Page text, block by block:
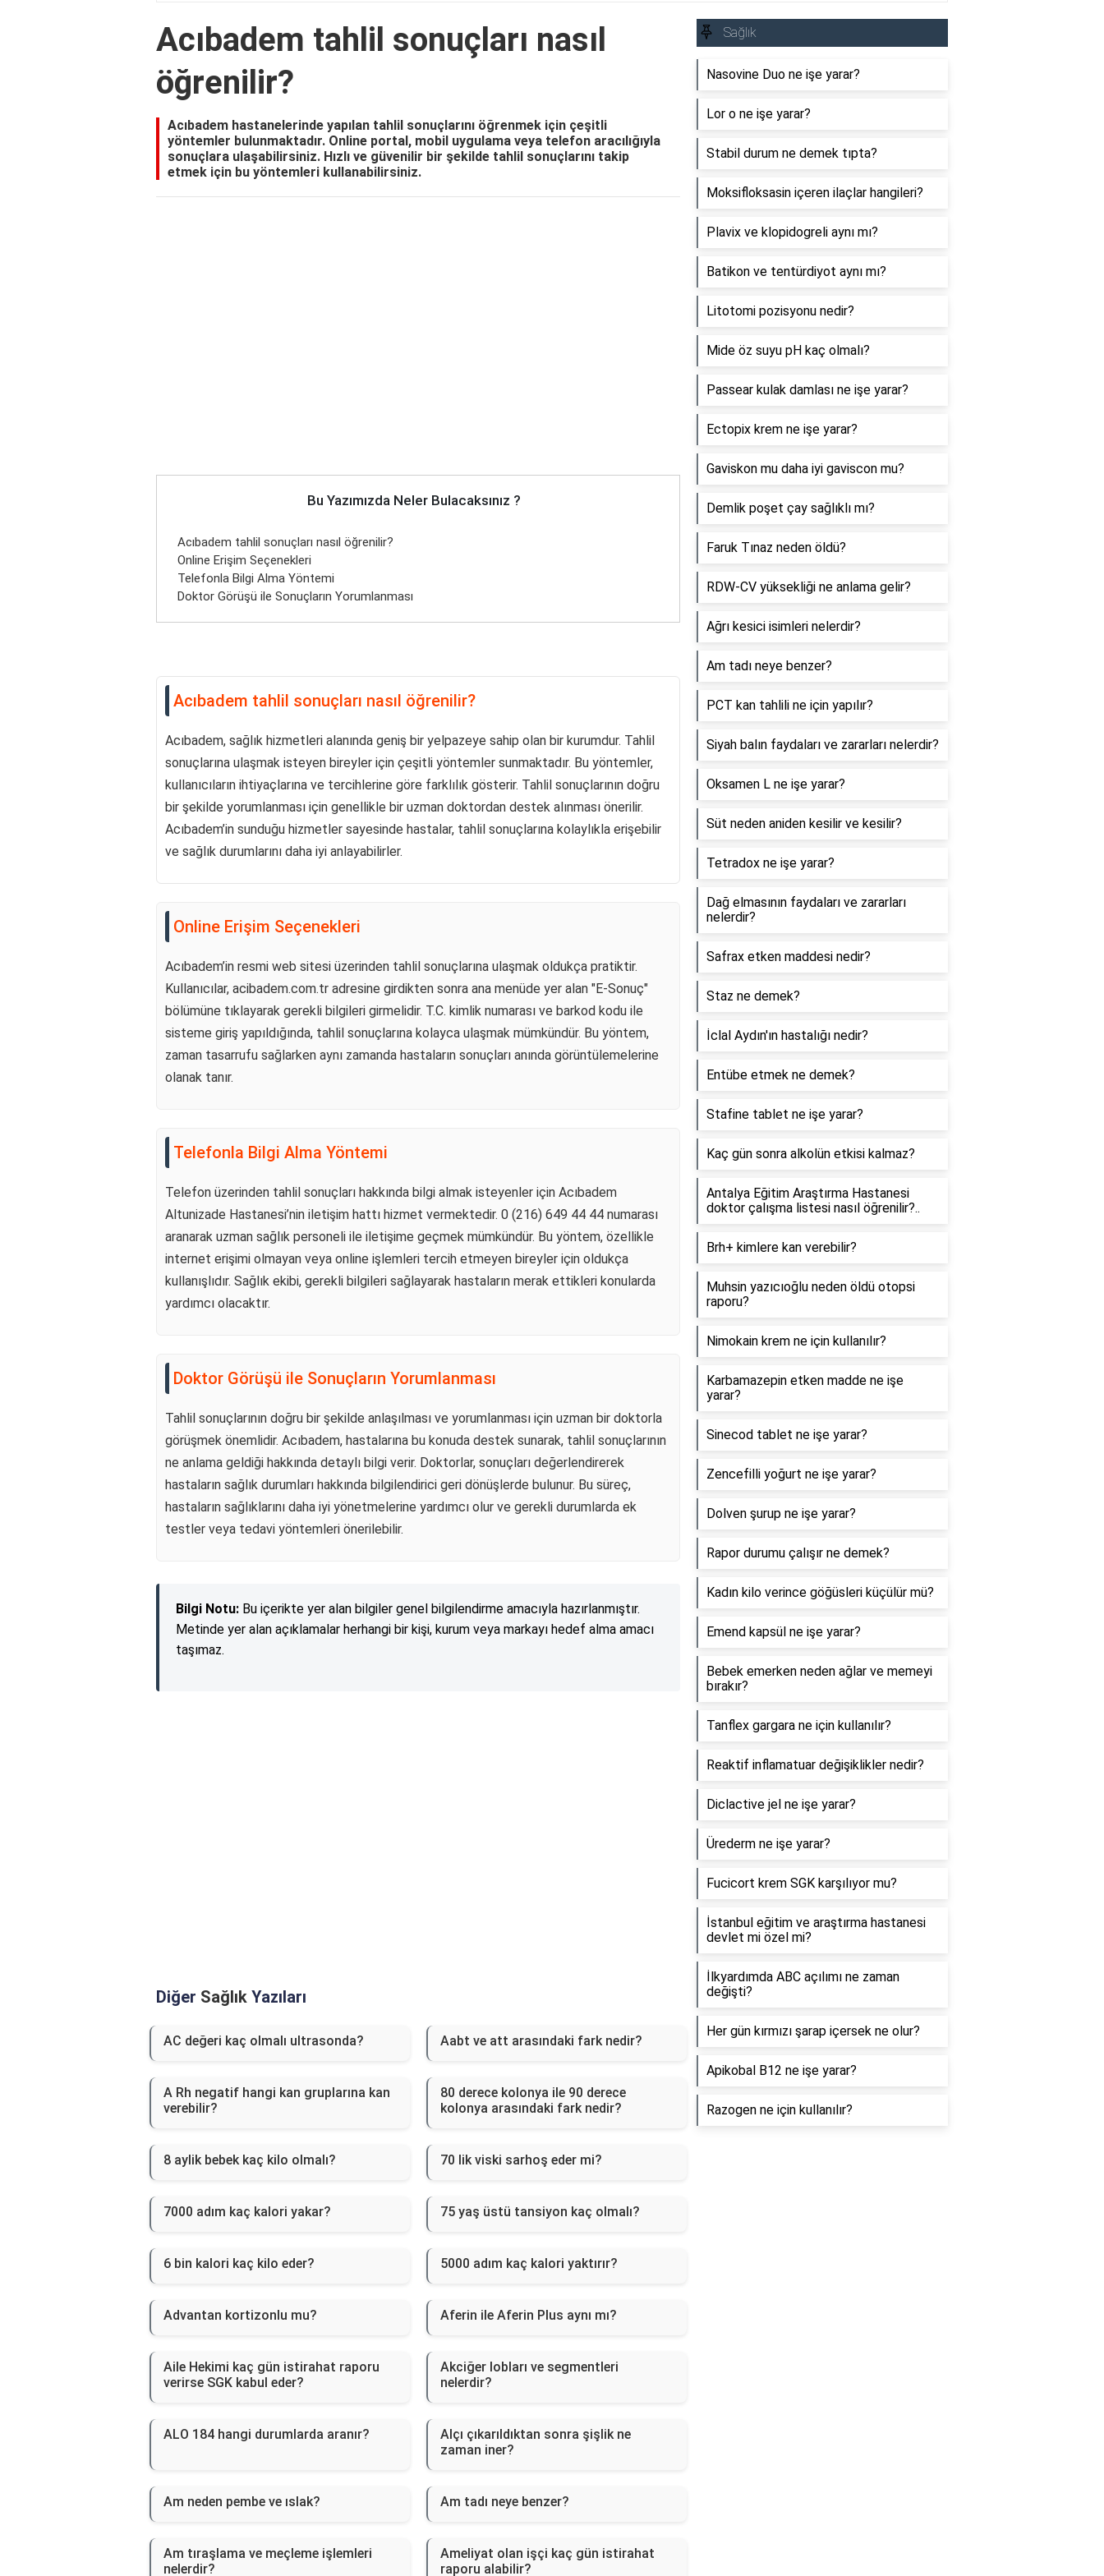
Acıbadem tahlil sonuçları nasıl
öğrenilir?
Acıbadem hastanelerinde yapılan tahlil sonuçlarını öğrenmek için çeşitli
yöntemler bulunmaktadır. Online portal, mobil uygulama veya telefon aracılığıyla
sonuçlara ulaşabilirsiniz. Hızlı ve güvenilir bir şekilde tahlil sonuçlarını takip
etmek için bu yöntemleri kullanabilirsiniz.
Bu Yazımızda Neler Bulacaksınız ?
Acıbadem tahlil sonuçları nasıl öğrenilir?
Online Erişim Seçenekleri
Telefonla Bilgi Alma Yöntemi
Doktor Görüşü ile Sonuçların Yorumlanması
Acıbadem tahlil sonuçları nasıl öğrenilir?
Acıbadem, sağlık hizmetleri alanında geniş bir yelpazeye sahip olan bir kurumdur. Tahlil
sonuçlarına ulaşmak isteyen bireyler için çeşitli yöntemler sunmaktadır. Bu yöntemler,
kullanıcıların ihtiyaçlarına ve tercihlerine göre farklılık gösterir. Tahlil sonuçlarının doğru
bir şekilde yorumlanması için genellikle bir uzman doktordan destek alınması önerilir.
Acıbadem’in sunduğu hizmetler sayesinde hastalar, tahlil sonuçlarına kolaylıkla erişebilir
ve sağlık durumlarını daha iyi anlayabilirler.
Online Erişim Seçenekleri
Acıbadem’in resmi web sitesi üzerinden tahlil sonuçlarına ulaşmak oldukça pratiktir.
Kullanıcılar, acibadem.com.tr adresine girdikten sonra ana menüde yer alan "E-Sonuç"
bölümüne tıklayarak gerekli bilgileri girmelidir. T.C. kimlik numarası ve barkod kodu ile
sisteme giriş yapıldığında, tahlil sonuçlarına kolayca ulaşmak mümkündür. Bu yöntem,
zaman tasarrufu sağlarken aynı zamanda hastaların sonuçları anında görüntülemelerine
olanak tanır.
Telefonla Bilgi Alma Yöntemi
Telefon üzerinden tahlil sonuçları hakkında bilgi almak isteyenler için Acıbadem
Altunizade Hastanesi’nin iletişim hattı hizmet vermektedir. 0 (216) 649 44 44 numarası
aranarak uzman sağlık personeli ile iletişime geçmek mümkündür. Bu yöntem, özellikle
internet erişimi olmayan veya online işlemleri tercih etmeyen bireyler için oldukça
kullanışlıdır. Sağlık ekibi, gerekli bilgileri sağlayarak hastaların merak ettikleri konularda
yardımcı olacaktır.
Doktor Görüşü ile Sonuçların Yorumlanması
Tahlil sonuçlarının doğru bir şekilde anlaşılması ve yorumlanması için uzman bir doktorla
görüşmek önemlidir. Acıbadem, hastalarına bu konuda destek sunarak, tahlil sonuçlarının
ne anlama geldiği hakkında detaylı bilgi verir. Doktorlar, sonuçları değerlendirerek
hastaların sağlık durumları hakkında bilgilendirici geri dönüşlerde bulunur. Bu süreç,
hastaların sağlıklarını daha iyi yönetmelerine yardımcı olur ve gerekli durumlarda ek
testler veya tedavi yöntemleri önerilebilir.
Bilgi Notu: Bu içerikte yer alan bilgiler genel bilgilendirme amacıyla hazırlanmıştır.
Metinde yer alan açıklamalar herhangi bir kişi, kurum veya markayı hedef alma amacı
taşımaz.
Diğer Sağlık Yazıları
AC değeri kaç olmalı ultrasonda? Aabt ve att arasındaki fark nedir?
A Rh negatif hangi kan gruplarına kan
verebilir?
80 derece kolonya ile 90 derece
kolonya arasındaki fark nedir?
8 aylik bebek kaç kilo olmalı? 70 lik viski sarhoş eder mi?
7000 adım kaç kalori yakar? 75 yaş üstü tansiyon kaç olmalı?
6 bin kalori kaç kilo eder? 5000 adım kaç kalori yaktırır?
Advantan kortizonlu mu? Aferin ile Aferin Plus aynı mı?
Aile Hekimi kaç gün istirahat raporu
verirse SGK kabul eder?
Akciğer lobları ve segmentleri
nelerdir?
ALO 184 hangi durumlarda aranır?
Alçı çıkarıldıktan sonra şişlik ne
zaman iner?
Am neden pembe ve ıslak? Am tadı neye benzer?
Am tıraşlama ve meçleme işlemleri
nelerdir?
Ameliyat olan işçi kaç gün istirahat
raporu alabilir?
Sağlık
Nasovine Duo ne işe yarar?
Lor o ne işe yarar?
Stabil durum ne demek tıpta?
Moksifloksasin içeren ilaçlar hangileri?
Plavix ve klopidogreli aynı mı?
Batikon ve tentürdiyot aynı mı?
Litotomi pozisyonu nedir?
Mide öz suyu pH kaç olmalı?
Passear kulak damlası ne işe yarar?
Ectopix krem ne işe yarar?
Gaviskon mu daha iyi gaviscon mu?
Demlik poşet çay sağlıklı mı?
Faruk Tınaz neden öldü?
RDW-CV yüksekliği ne anlama gelir?
Ağrı kesici isimleri nelerdir?
Am tadı neye benzer?
PCT kan tahlili ne için yapılır?
Siyah balın faydaları ve zararları nelerdir?
Oksamen L ne işe yarar?
Süt neden aniden kesilir ve kesilir?
Tetradox ne işe yarar?
Dağ elmasının faydaları ve zararları
nelerdir?
Safrax etken maddesi nedir?
Staz ne demek?
İclal Aydın'ın hastalığı nedir?
Entübe etmek ne demek?
Stafine tablet ne işe yarar?
Kaç gün sonra alkolün etkisi kalmaz?
Antalya Eğitim Araştırma Hastanesi
doktor çalışma listesi nasıl öğrenilir?..
Brh+ kimlere kan verebilir?
Muhsin yazıcıoğlu neden öldü otopsi
raporu?
Nimokain krem ne için kullanılır?
Karbamazepin etken madde ne işe
yarar?
Sinecod tablet ne işe yarar?
Zencefilli yoğurt ne işe yarar?
Dolven şurup ne işe yarar?
Rapor durumu çalışır ne demek?
Kadın kilo verince göğüsleri küçülür mü?
Emend kapsül ne işe yarar?
Bebek emerken neden ağlar ve memeyi
bırakır?
Tanflex gargara ne için kullanılır?
Reaktif inflamatuar değişiklikler nedir?
Diclactive jel ne işe yarar?
Ürederm ne işe yarar?
Fucicort krem SGK karşılıyor mu?
İstanbul eğitim ve araştırma hastanesi
devlet mi özel mi?
İlkyardımda ABC açılımı ne zaman
değişti?
Her gün kırmızı şarap içersek ne olur?
Apikobal B12 ne işe yarar?
Razogen ne için kullanılır?